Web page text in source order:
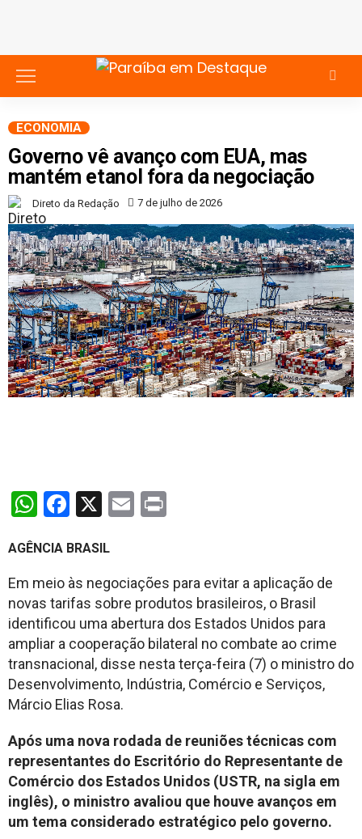
ECONOMIA
Governo vê avanço com EUA, mas
mantém etanol fora da negociação
Direto da Redação 7 de julho de 2026
WhatsApp
Facebook
X Email
AGÊNCIA BRASIL
Em meio às negociações para evitar a aplicação de
novas tarifas sobre produtos brasileiros, o Brasil
identificou uma abertura dos Estados Unidos para
ampliar a cooperação bilateral no combate ao crime
transnacional, disse nesta terça-feira (7) o ministro do
Desenvolvimento, Indústria, Comércio e Serviços,
Márcio Elias Rosa.
Após uma nova rodada de reuniões técnicas com
representantes do Escritório do Representante de
Comércio dos Estados Unidos (USTR, na sigla em
inglês), o ministro avaliou que houve avanços em
um tema considerado estratégico pelo governo.